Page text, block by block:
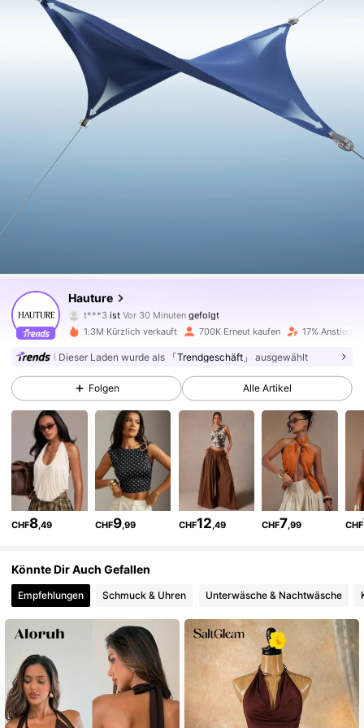
Hauture
4,79 985K Follower
t***3istVor 30 Minuten
i***aist am Durchsuchen
4,79
985K Follower
4,79
985K Follower
4,79 985K Follower
4,79 985K Follower
985K Follower
4,79 985K Follower
1.3M Kürzlich verkauft 700K Erneut kaufen 17% Anstieg
Dieser Laden wurde als 「Trendgeschäft」 ausgewählt
Folgen Alle Artikel
CHF8 ,49 CHF9 ,99 CHF12 ,49 CHF7 ,99 CHF
Könnte Dir Auch Gefallen
Empfehlungen Schmuck & Uhren Unterwäsche & Nachtwäsche